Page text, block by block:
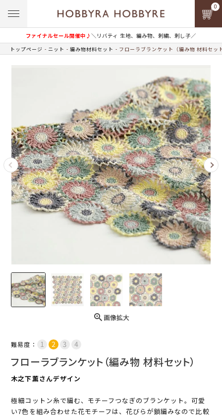
ファイナルセール開催中♪＼リバティ 生地、編み物、刺繍、刺し子／
0
トップページ ニット 編み物材料セット フローラブランケット（編み物 材料セッ
画像拡大
難易度：
フローラブランケット（編み物 材料セット）
木之下薫さんデザイン
極細コットン糸で編む、モチーフつなぎのブランケット。可愛
い7色を組み合わせた花モチーフは、花びらが鎖編みなので比較